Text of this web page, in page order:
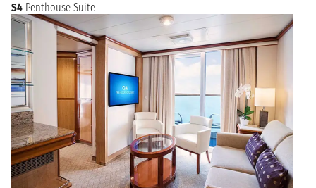
S4 Penthouse Suite